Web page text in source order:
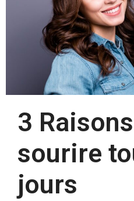
3
sourire
jours